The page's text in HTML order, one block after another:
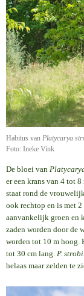
Habitus van Platycarya
Foto: Ineke Vink
De bloei van
er een krans van 4 tot
staat rond de
ook rechtop en is met
aanvankelijk groen en
zaden worden door de
worden tot 10 m hoog.
tot 30 cm lang. P.
helaas maar zelden te